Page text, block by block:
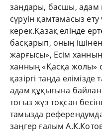
заңдары, басшы, адам
сүруін қамтамасыз
керек.Қазақ елінде
басқарып, оның
жарғысы», Есім
ханның «Қасқа жолы»
қазіргі таңда
адам құқығына
тоғыз жүз тоқсан
тамызда референдумда
заңгер ғалым